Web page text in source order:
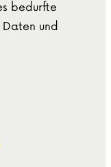
bedurfte
Daten und